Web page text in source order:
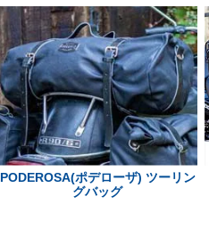
PODEROSA(ポデローザ) ツーリン
グバッグ